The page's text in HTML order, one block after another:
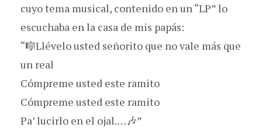
cuyo tema musical, contenido en un “LP” lo
escuchaba en la casa de mis papás:
“🎼Llévelo usted señorito que no vale más que
un real
Cómpreme usted este ramito
Cómpreme usted este ramito
Pa’ lucirlo en el ojal.…🎶”